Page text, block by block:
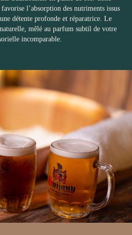
l’absorption des nutriments issus
détente profonde et réparatrice. Le
mêlé au parfum subtil de votre
incomparable.